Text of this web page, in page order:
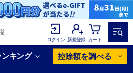
ログイン 新規登録 カート
ンキング 控除額を調べる